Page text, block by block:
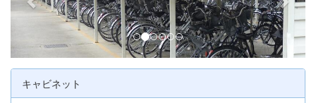
v
o
u
s
t
キャビネット